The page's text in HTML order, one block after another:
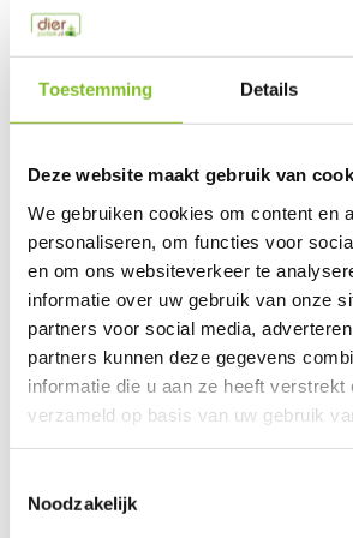
Toestemming Details
Deze website maakt gebruik van
We gebruiken cookies om content en
personaliseren, om functies voor
en om ons websiteverkeer te
informatie over uw gebruik van onze
partners voor social media,
partners kunnen deze gegevens
informatie die u aan ze heeft verstrekt
verzameld op basis van uw gebruik
Noodzakelijk
Gerelateerde producten
Rubber Bot
€4,49
Incl. btw
Speelbal
€5,49
Incl. btw
Reviews